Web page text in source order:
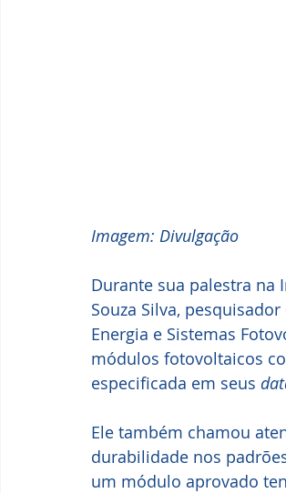
Imagem: Divulgação
Durante sua palestra na
Souza Silva,
Energia e Sistemas
módulos fotovoltaicos
especificada em seus
Ele também chamou
durabilidade nos
um módulo aprovado